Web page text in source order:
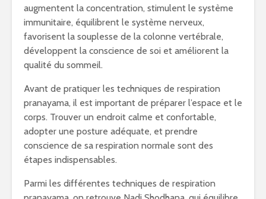
augmentent la concentration, stimulent le système
immunitaire, équilibrent le système nerveux,
favorisent la souplesse de la colonne vertébrale,
développent la conscience de soi et améliorent la
qualité du sommeil.
Avant de pratiquer les techniques de respiration
pranayama, il est important de préparer l’espace et le
corps. Trouver un endroit calme et confortable,
adopter une posture adéquate, et prendre
conscience de sa respiration normale sont des
étapes indispensables.
Parmi les différentes techniques de respiration